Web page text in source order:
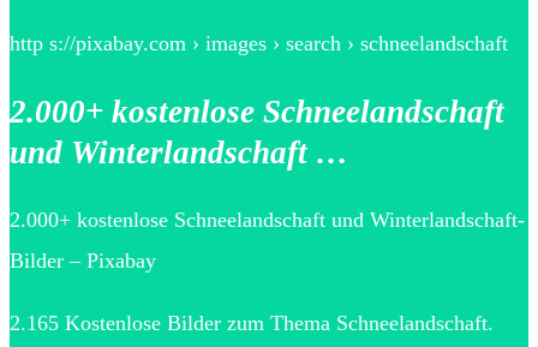
http s://pixabay.com › images › search › schneelandschaft
2.000+ kostenlose Schneelandschaft
und Winterlandschaft …
2.000+ kostenlose Schneelandschaft und Winterlandschaft-
Bilder – Pixabay
2.165 Kostenlose Bilder zum Thema Schneelandschaft.